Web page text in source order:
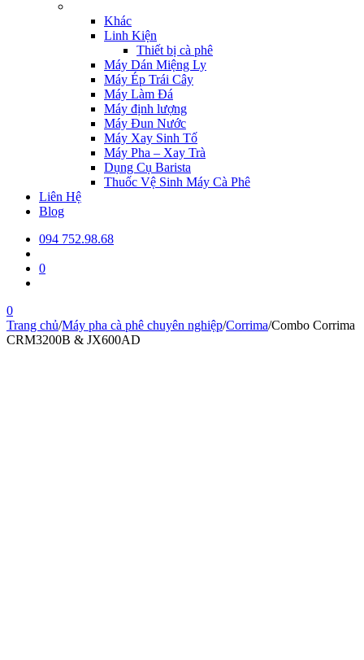
Khác
Linh Kiện
Thiết bị cà phê
Máy Dán Miệng Ly
Máy Ép Trái Cây
Máy Làm Đá
Máy định lượng
Máy Đun Nước
Máy Xay Sinh Tố
Máy Pha – Xay Trà
Dụng Cụ Barista
Thuốc Vệ Sinh Máy Cà Phê
Liên Hệ
Blog
094 752.98.68
0
0
Trang chủ/Máy pha cà phê chuyên nghiệp/Corrima/Combo Corrima
CRM3200B & JX600AD